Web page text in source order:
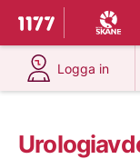
Till startsidan för
Du har
Logga in
på 1177.se